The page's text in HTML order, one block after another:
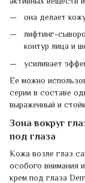
она делает
лифтинг-
контур лица и
усиливает
Ее можно
серии в составе
выраженный и
Зона вокруг
под глаза
Кожа возле глаз
особого внимания
крем под глаза